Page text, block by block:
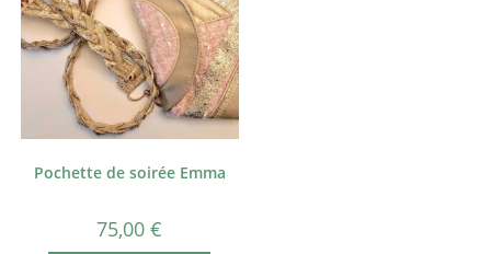
Pochette de soirée Emma
75,00€